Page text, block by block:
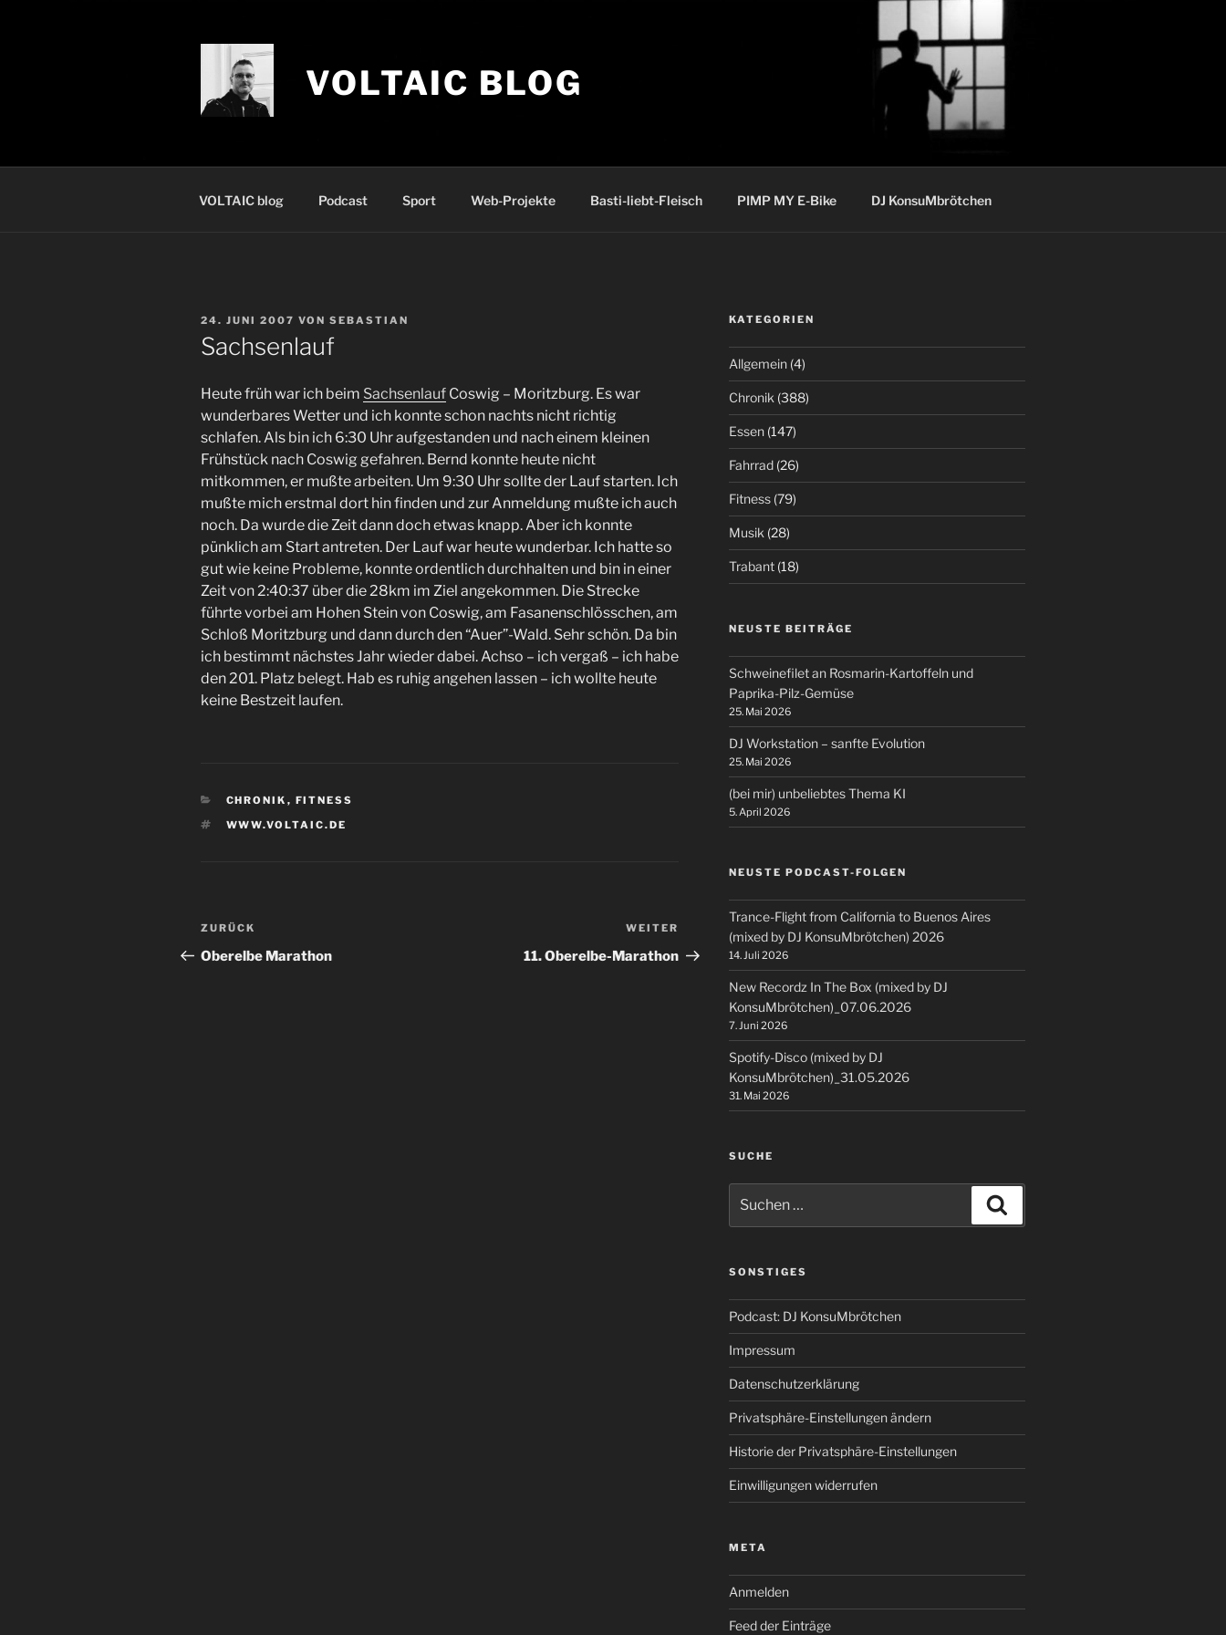
VOLTAIC BLOG
VOLTAIC blog Podcast Sport Web-Projekte Basti-liebt-Fleisch PIMP MY E-Bike DJ KonsuMbrötchen
VERÖFFENTLICHT
AM
24. JUNI 2007 VON SEBASTIAN
Sachsenlauf
Heute früh war ich beim Sachsenlauf Coswig – Moritzburg. Es war
wunderbares Wetter und ich konnte schon nachts nicht richtig
schlafen. Als bin ich 6:30 Uhr aufgestanden und nach einem kleinen
Frühstück nach Coswig gefahren. Bernd konnte heute nicht
mitkommen, er mußte arbeiten. Um 9:30 Uhr sollte der Lauf starten. Ich
mußte mich erstmal dort hin finden und zur Anmeldung mußte ich auch
noch. Da wurde die Zeit dann doch etwas knapp. Aber ich konnte
pünklich am Start antreten. Der Lauf war heute wunderbar. Ich hatte so
gut wie keine Probleme, konnte ordentlich durchhalten und bin in einer
Zeit von 2:40:37 über die 28km im Ziel angekommen. Die Strecke
führte vorbei am Hohen Stein von Coswig, am Fasanenschlösschen, am
Schloß Moritzburg und dann durch den “Auer”-Wald. Sehr schön. Da bin
ich bestimmt nächstes Jahr wieder dabei. Achso – ich vergaß – ich habe
den 201. Platz belegt. Hab es ruhig angehen lassen – ich wollte heute
keine Bestzeit laufen.
KATEGORIEN
CHRONIK , FITNESS
SCHLAGWÖRTER
WWW.VOLTAIC.DE
Beitrags-
Navigation
Vorheriger
Beitrag
ZURÜCK
Oberelbe Marathon
Nächster
Beitrag
WEITER
11. Oberelbe-Marathon
KATEGORIEN
Allgemein(4)
Chronik (388)
Essen(147)
Fahrrad(26)
Fitness(79)
Musik (28)
Trabant(18)
NEUSTE BEITRÄGE
Schweinefilet an Rosmarin-Kartoffeln und
Paprika-Pilz-Gemüse
25. Mai 2026
DJ Workstation – sanfte Evolution
25. Mai 2026
(bei mir) unbeliebtes Thema KI
5. April 2026
NEUSTE PODCAST-FOLGEN
Trance-Flight from California to Buenos Aires
(mixed by DJ KonsuMbrötchen) 2026
14. Juli 2026
New Recordz In The Box (mixed by DJ
KonsuMbrötchen)_07.06.2026
7. Juni 2026
Spotify-Disco (mixed by DJ
KonsuMbrötchen)_31.05.2026
31. Mai 2026
SUCHE
nach:
SONSTIGES
Podcast: DJ KonsuMbrötchen
Impressum
Datenschutzerklärung
Privatsphäre-Einstellungen ändern
Historie der Privatsphäre-Einstellungen
Einwilligungen widerrufen
META
Anmelden
Feed der Einträge